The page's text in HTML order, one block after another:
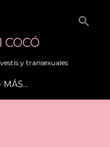
COCÓ
y transexuales
MÁS…